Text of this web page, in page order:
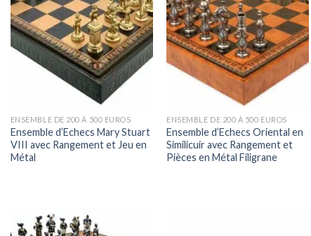
ENSEMBLE DE 200 À 500 EUROS
Ensemble d’Echecs Mary Stuart
VIII avec Rangement et Jeu en
Métal
ENSEMBLE DE 200 À 500 EUROS
Ensemble d’Echecs Oriental en
Similicuir avec Rangement et
Pièces en Métal Filigrane